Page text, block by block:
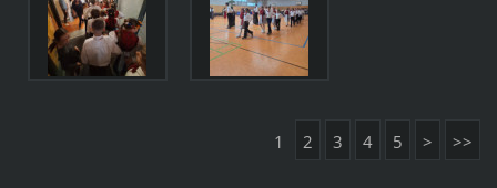
1 2 3 4 5 > >>